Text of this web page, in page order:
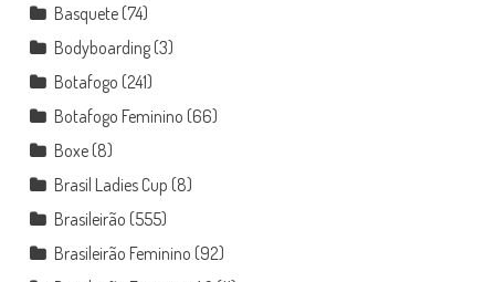
Basquete(74)
Bodyboarding(3)
Botafogo (241)
Botafogo Feminino (66)
Boxe(8)
Brasil Ladies Cup (8)
Brasileirão (555)
Brasileirão Feminino (92)